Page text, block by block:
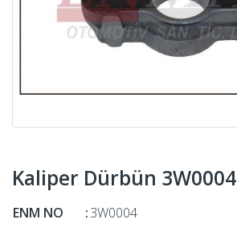
Kaliper Dürbün 3W0004
ENM NO :3W0004